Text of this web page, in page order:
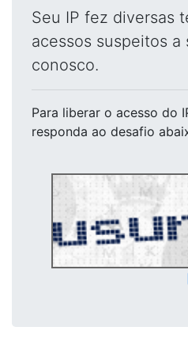
Seu IP fez diversas
acessos suspeitos a
conosco.
Para liberar o acesso do
responda ao desafio